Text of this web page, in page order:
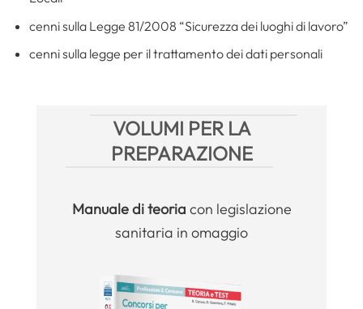
cenni sulla Legge 81/2008 “Sicurezza dei luoghi di lavoro”
cenni sulla legge per il trattamento dei dati personali
VOLUMI PER LA
PREPARAZIONE
Manualedi teoria con legislazione
sanitaria in omaggio